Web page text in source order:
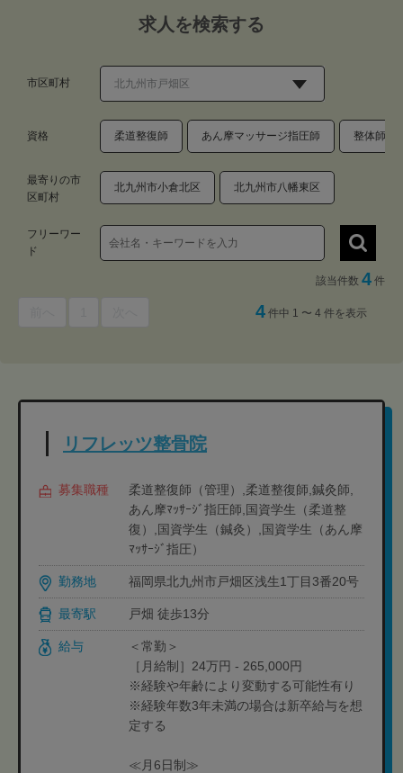
求人を検索する
市区町村
資格 柔道整復師 あん摩マッサージ指圧師 整体師・
最寄りの市
区町村
北九州市小倉北区 北九州市八幡東区
フリーワー
ド
該当件数 4 件
4 件中 1 〜 4 件を表示
リフレッツ整骨院
募集職種
柔道整復師（管理）,柔道整復師,鍼灸師,
あん摩ﾏｯｻｰｼﾞ指圧師,国資学生（柔道整
復）,国資学生（鍼灸）,国資学生（あん摩
ﾏｯｻｰｼﾞ指圧）
勤務地 福岡県北九州市戸畑区浅生1丁目3番20号
最寄駅 戸畑 徒歩13分
給与
＜常勤＞
［月給制］24万円 - 265,000円
※経験や年齢により変動する可能性有り
※経験年数3年未満の場合は新卒給与を想
定する
≪月6日制≫